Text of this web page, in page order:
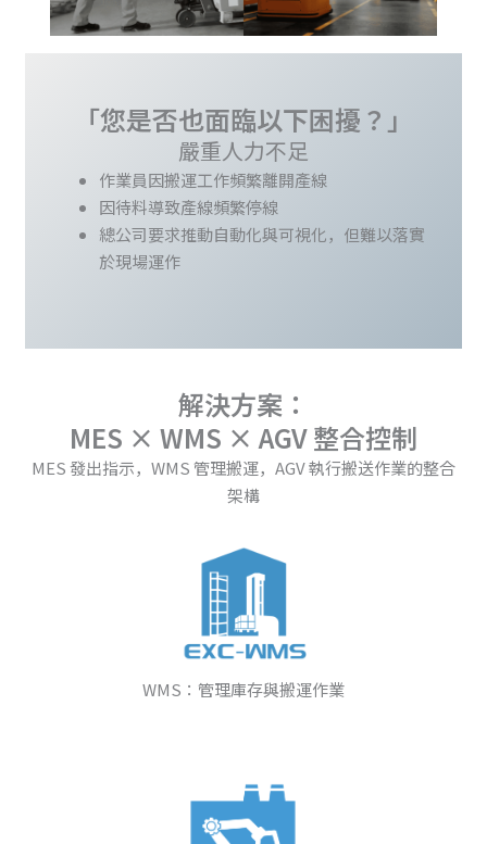
「您是否也面臨以下困擾？」
嚴重人力不足
作業員因搬運工作頻繁離開產線
因待料導致產線頻繁停線
總公司要求推動自動化與可視化，但難以落實
於現場運作
解決方案：
MES × WMS × AGV 整合控制
MES 發出指示，WMS 管理搬運，AGV 執行搬送作業的整合
架構
WMS：管理庫存與搬運作業